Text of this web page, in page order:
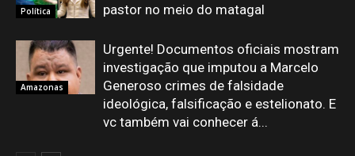
Política
pastor no meio do matagal
Amazonas
Urgente! Documentos oficiais mostram
investigação que imputou a Marcelo
Generoso crimes de falsidade
ideológica, falsificação e estelionato. E
vc também vai conhecer á...